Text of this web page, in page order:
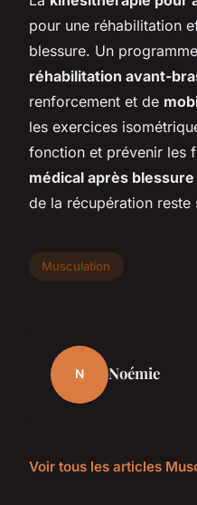
pour une réhabilitation
blessure. Un
réhabilitation avant-
renforcement et de
les exercices
fonction et prévenir les
médical après blessure
de la récupération reste
Musculation
N Noémie
Voir tous les articles